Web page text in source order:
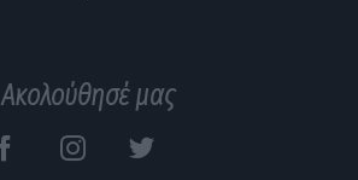
Ακολούθησέ μας